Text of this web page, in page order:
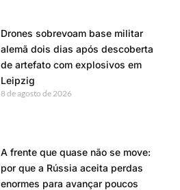
Drones sobrevoam base militar
alemã dois dias após descoberta
de artefato com explosivos em
Leipzig
8 de agosto de 2026
A frente que quase não se move:
por que a Rússia aceita perdas
enormes para avançar poucos